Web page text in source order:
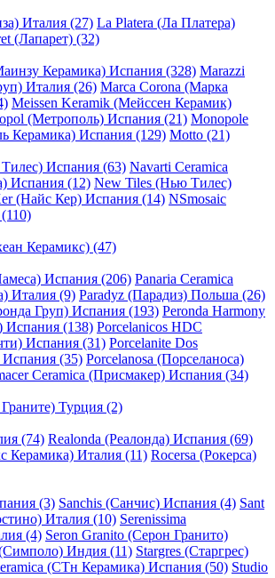
Италия (27) La Platera (Ла Платера)
(Лапарет) (32)
Керамика) Испания (328) Marazzi
Италия (26) Marca Corona (Марка
Meissen Keramik (Мейсcен Керамик)
(Метрополь) Испания (21) Monopole
Керамика) Испания (129) Motto (21)
Испания (63) Navarti Ceramica
Испания (12) New Tiles (Нью Тилес)
(Найс Кер) Испания (14) NSmosaic
Керамикс) (47)
Испания (206) Panaria Ceramica
Италия (9) Paradyz (Парадиз) Польша (26)
Груп) Испания (193) Peronda Harmony
Испания (138) Porcelanicos HDC
Испания (31) Porcelanite Dos
(35) Porcelanosa (Порселаноса)
Ceramica (Присмакер) Испания (34)
Турция (2)
(74) Realonda (Реалонда) Испания (69)
Керамика) Италия (11) Rocersa (Рокерса)
(3) Sanchis (Санчис) Испания (4) Sant
Италия (10) Serenissima
(4) Seron Granito (Серон Гранито)
Индия (11) Stargres (Старгрес)
(СТн Керамика) Испания (50) Studio